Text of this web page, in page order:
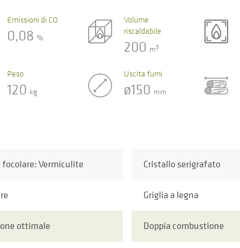
Emissioni di CO
0,08 %
Volume
riscaldabile
200 m3
Peso
120 kg
Uscita fumi
ø150 mm
Vermiculite Cristallo serigrafato
Griglia a legna
ottimale Doppia combustione